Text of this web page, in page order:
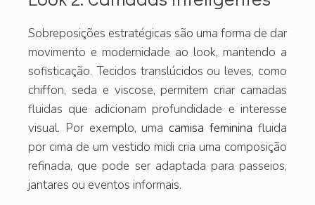
Sobreposições estratégicas são uma forma de dar
movimento e modernidade ao look, mantendo a
sofisticação. Tecidos translúcidos ou leves, como
chiffon, seda e viscose, permitem criar camadas
fluidas que adicionam profundidade e interesse
visual. Por exemplo, uma camisa feminina fluida
por cima de um vestido midi cria uma composição
refinada, que pode ser adaptada para passeios,
jantares ou eventos informais.